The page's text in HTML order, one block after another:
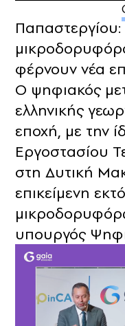
φέρνουν νέα
Ο ψηφιακός
ελληνικής
εποχή, με την
Εργοστασίου
στη Δυτική
επικείμενη
υπουργός